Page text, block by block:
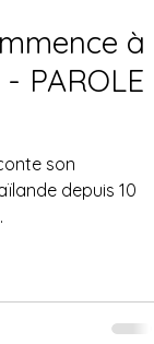
à
PAROLE
son
depuis 10